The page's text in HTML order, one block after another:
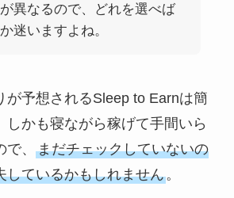
異なるので、どれを選べば
迷いますよね。
が予想されるSleep to Earnは簡
しかも寝ながら稼げて手間いら
、 まだチェックしていないの
しているかもしれません。